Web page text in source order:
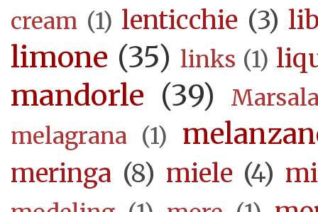
cream (1) lenticchie (3)
limone (35) links (1)
mandorle (39)
melagrana (1)
meringa (8) miele (4)